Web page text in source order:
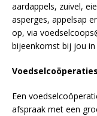
aardappels, zuivel,
asperges, appelsap
op, via
bijeenkomst bij jou in
Voedselcoöperaties
Een
afspraak met een